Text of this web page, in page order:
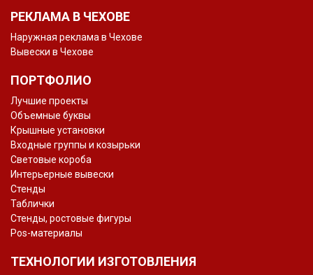
РЕКЛАМА В ЧЕХОВЕ
Наружная реклама в Чехове
Вывески в Чехове
ПОРТФОЛИО
Лучшие проекты
Объемные буквы
Крышные установки
Входные группы и козырьки
Световые короба
Интерьерные вывески
Стенды
Таблички
Стенды, ростовые фигуры
Pos-материалы
ТЕХНОЛОГИИ ИЗГОТОВЛЕНИЯ